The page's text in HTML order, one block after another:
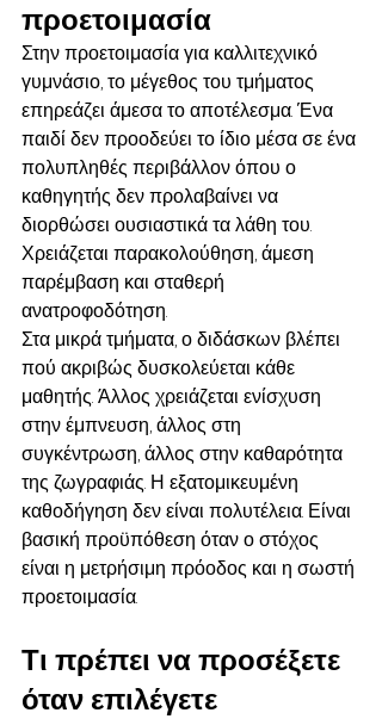
προετοιμασία
Στην προετοιμασία για καλλιτεχνικό
γυμνάσιο, το μέγεθος του τμήματος
επηρεάζει άμεσα το αποτέλεσμα. Ένα
παιδί δεν προοδεύει το ίδιο μέσα σε ένα
πολυπληθές περιβάλλον όπου ο
καθηγητής δεν προλαβαίνει να
διορθώσει ουσιαστικά τα λάθη του.
Χρειάζεται παρακολούθηση, άμεση
παρέμβαση και σταθερή
ανατροφοδότηση.
Στα μικρά τμήματα, ο διδάσκων βλέπει
πού ακριβώς δυσκολεύεται κάθε
μαθητής. Άλλος χρειάζεται ενίσχυση
στην έμπνευση, άλλος στη
συγκέντρωση, άλλος στην καθαρότητα
της ζωγραφιάς. Η εξατομικευμένη
καθοδήγηση δεν είναι πολυτέλεια. Είναι
βασική προϋπόθεση όταν ο στόχος
είναι η μετρήσιμη πρόοδος και η σωστή
προετοιμασία.
Τι πρέπει να προσέξετε
όταν επιλέγετε